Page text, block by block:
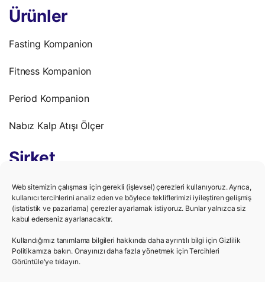
Web sitemizin çalışması için gerekli (işlevsel) çerezleri kullanıyoruz. Ayrıca,
kullanıcı tercihlerini analiz eden ve böylece tekliflerimizi iyileştiren gelişmiş
(istatistik ve pazarlama) çerezler ayarlamak istiyoruz. Bunlar yalnızca siz
kabul ederseniz ayarlanacaktır.
Kullandığımız tanımlama bilgileri hakkında daha ayrıntılı bilgi için Gizlilik
Politikamıza bakın. Onayınızı daha fazla yönetmek için Tercihleri ​​
Görüntüle'ye tıklayın.
Ürünler
Fasting Kompanion
Fitness Kompanion
Period Kompanion
Nabız Kalp Atışı Ölçer
Şirket
Gizlilik Politikası
Kullanım Şartları
Kariyer